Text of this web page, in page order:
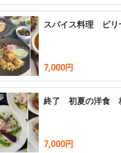
スパイス料理 ビリ
7,000円
終了 初夏の洋食 柑
7,000円